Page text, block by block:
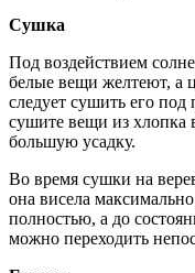
Сушка
Под воздействием
белые вещи желтеют, а
следует сушить его
сушите вещи из хлопка
большую усадку.
Во время сушки на
она висела
полностью, а до
можно переходить